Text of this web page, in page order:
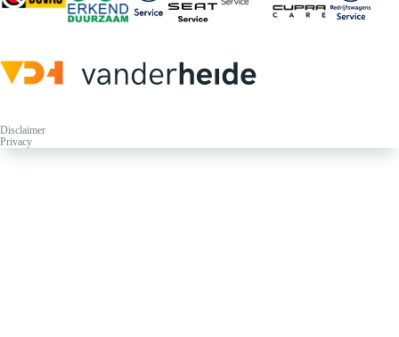
Disclaimer
Privacy